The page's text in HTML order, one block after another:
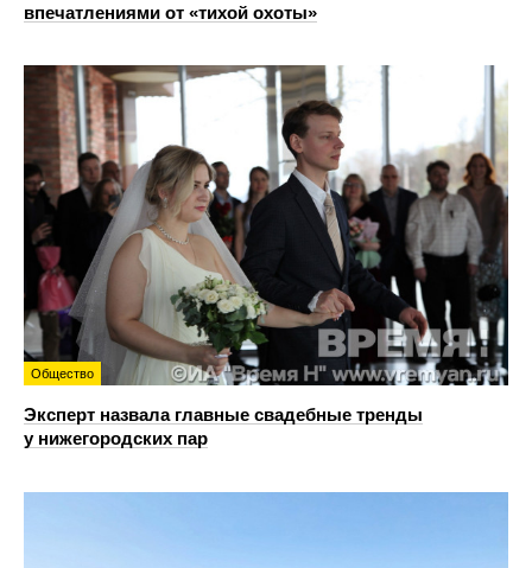
впечатлениями от «тихой охоты»
Общество
Эксперт назвала главные свадебные тренды
у нижегородских пар